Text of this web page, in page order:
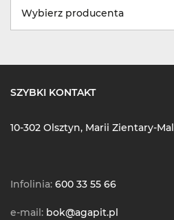
Wybierz producenta
SZYBKI KONTAKT
10-302 Olsztyn, Marii Zientary-
Infolinia: 600 33 55 66
e-mail: bok@agapit.pl